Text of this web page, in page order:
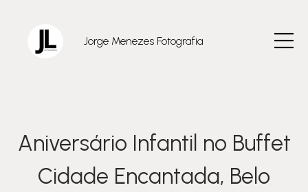
Jorge Menezes Fotografia
Aniversário Infantil no Buffet
Cidade Encantada, Belo